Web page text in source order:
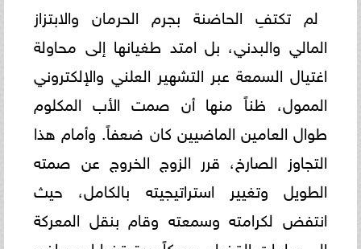
لم تكتفِ الحاضنة بجرم الحرمان والابتزاز
المالي والبدني، بل امتد طغيانها إلى محاولة
اغتيال السمعة عبر التشهير العلني والإلكتروني
الممول، ظناً منها أن صمت الأب المكلوم
طوال العامين الماضيين كان ضعفاً. وأمام هذا
التجاوز الصارخ، قرر الزوج الخروج عن صمته
الطويل وتغيير استراتيجيته بالكامل، حيث
انتفض لكرامته وسمعته وقام بنقل المعركة